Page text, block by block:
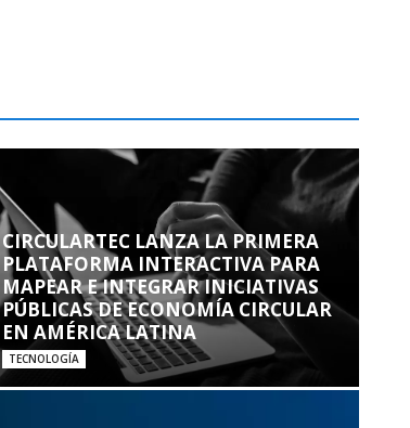
CIRCULARTEC LANZA LA PRIMERA
PLATAFORMA INTERACTIVA PARA
MAPEAR E INTEGRAR INICIATIVAS
PÚBLICAS DE ECONOMÍA CIRCULAR
EN AMÉRICA LATINA
TECNOLOGÍA